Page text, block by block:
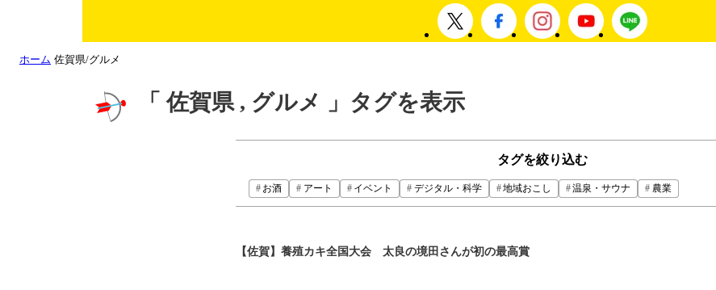
ホーム 佐賀県/グルメ
「 佐賀県 , グルメ 」タグを表示
タグを絞り込む
お酒 アート イベント デジタル・科学 地域おこし 温泉・サウナ 農業
【佐賀】養殖カキ全国大会 太良の境田さんが初の最高賞